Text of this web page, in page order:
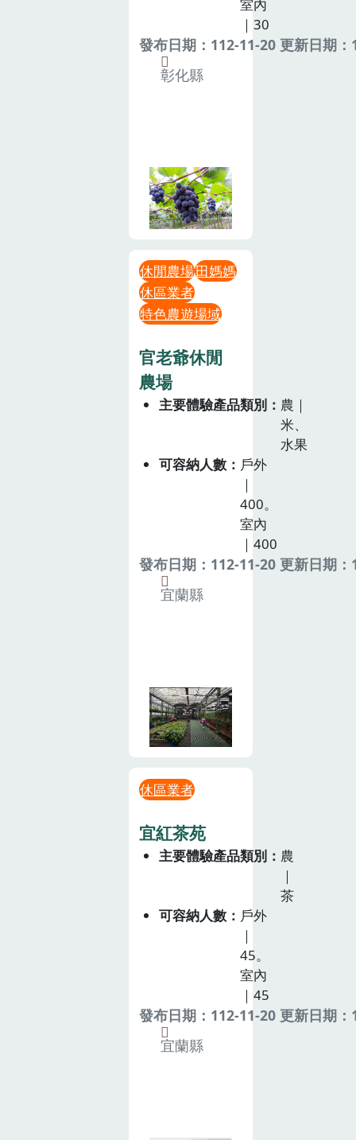
室內
｜30
發布日期：112-11-20 更新日期
彰化縣
休閒農場田媽媽
休區業者
特色農遊場域
官老爺休閒
農場
主要體驗產品類別
農｜
米、
水果
可容納人數
戶外
｜
400。
室內
｜400
發布日期：112-11-20 更新日期
宜蘭縣
休區業者
宜紅茶苑
主要體驗產品類別
農
｜
茶
可容納人數
戶外
｜
45。
室內
｜45
發布日期：112-11-20 更新日期
宜蘭縣